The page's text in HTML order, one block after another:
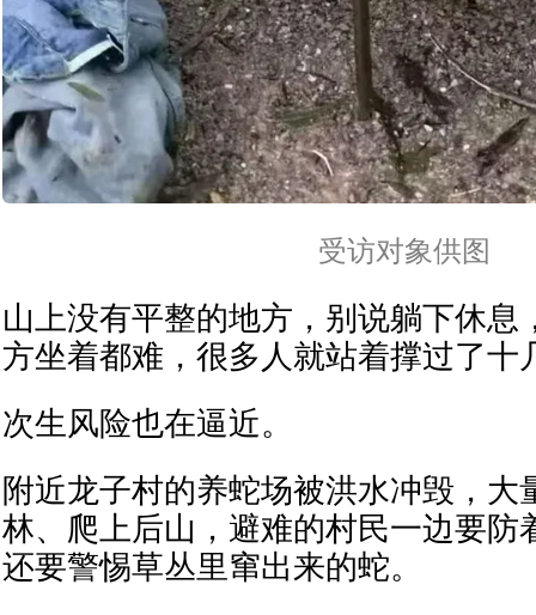
受访对象供图
山上没有平整的地方，别说躺下休息
方坐着都难，很多人就站着撑过了十
次生风险也在逼近。
附近龙子村的养蛇场被洪水冲毁，大
林、爬上后山，避难的村民一边要防
还要警惕草丛里窜出来的蛇。